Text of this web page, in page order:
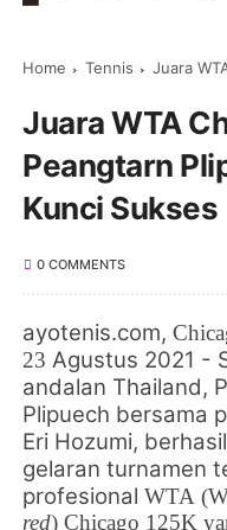
Home Tennis Juara WTA
Juara WTA
Peangtarn
Kunci Sukses
0 COMMENTS
ayotenis.com,
23 Agustus 2021 -
andalan Thailand,
Plipuech bersama
Eri Hozumi,
gelaranturnamen
profesionalWTA(
red) Chicago 125K